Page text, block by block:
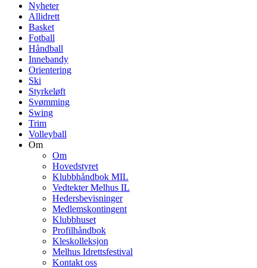
Nyheter
Allidrett
Basket
Fotball
Håndball
Innebandy
Orientering
Ski
Styrkeløft
Svømming
Swing
Trim
Volleyball
Om
Om
Hovedstyret
Klubbhåndbok MIL
Vedtekter Melhus IL
Hedersbevisninger
Medlemskontingent
Klubbhuset
Profilhåndbok
Kleskolleksjon
Melhus Idrettsfestival
Kontakt oss